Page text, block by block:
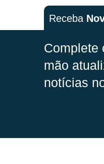
Receba
Complete
mão
notícias